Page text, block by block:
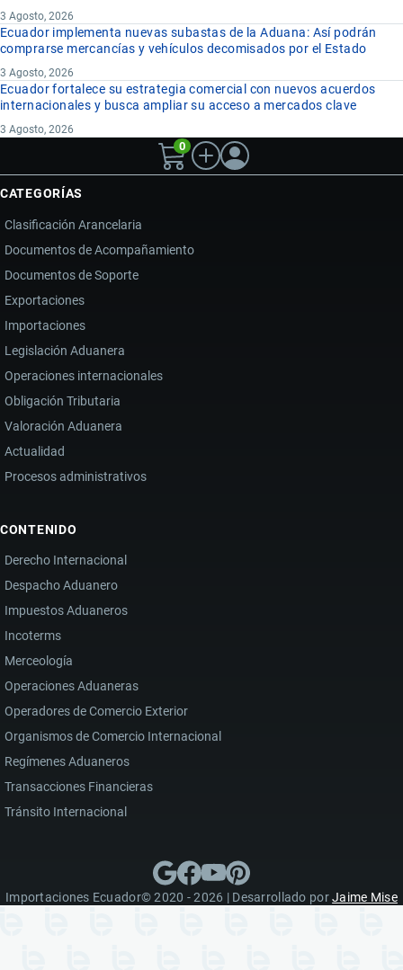
3 Agosto, 2026
Ecuador implementa nuevas subastas de la Aduana: Así podrán
comprarse mercancías y vehículos decomisados por el Estado
3 Agosto, 2026
Ecuador fortalece su estrategia comercial con nuevos acuerdos
internacionales y busca ampliar su acceso a mercados clave
3 Agosto, 2026
0
CATEGORÍAS
Clasificación Arancelaria
Documentos de Acompañamiento
Documentos de Soporte
Exportaciones
Importaciones
Legislación Aduanera
Operaciones internacionales
Obligación Tributaria
Valoración Aduanera
Actualidad
Procesos administrativos
CONTENIDO
Derecho Internacional
Despacho Aduanero
Impuestos Aduaneros
Incoterms
Merceología
Operaciones Aduaneras
Operadores de Comercio Exterior
Organismos de Comercio Internacional
Regímenes Aduaneros
Transacciones Financieras
Tránsito Internacional
Importaciones Ecuador© 2020 - 2026 | Desarrollado porJaime Mise